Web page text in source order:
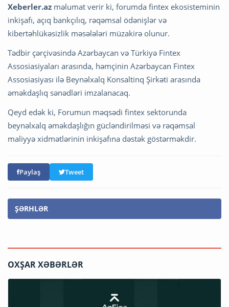
Xeberler.az məlumat verir ki, forumda fintex ekosisteminin
inkişafı, açıq bankçılıq, rəqəmsal ödənişlər və
kibertəhlükəsizlik məsələləri müzakirə olunur.
Tədbir çərçivəsində Azərbaycan və Türkiyə Fintex
Assosiasiyaları arasında, həmçinin Azərbaycan Fintex
Assosiasiyası ilə Beynəlxalq Konsaltinq Şirkəti arasında
əməkdaşlıq sənədləri imzalanacaq.
Qeyd edək ki, Forumun məqsədi fintex sektorunda
beynəlxalq əməkdaşlığın gücləndirilməsi və rəqəmsal
maliyyə xidmətlərinin inkişafına dəstək göstərməkdir.
Paylaş Tweet
ŞƏRHLƏR
OXŞAR XƏBƏRLƏR